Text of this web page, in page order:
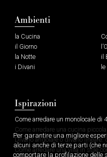
Ambienti
la Cucina
il Giorno
la Notte
i Divani
il
Ispirazioni
Come arredare un monolocale di
Come arredare una cucina
Divano angolare o divano
Come arredare una villa in stile
Per garantire una migliore
alcuni anche di terze parti (che
comportare la profilazione delle